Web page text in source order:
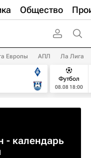
Общество
Европы АПЛ Ла Лига
Футбол
08.08 18:00
- календарь